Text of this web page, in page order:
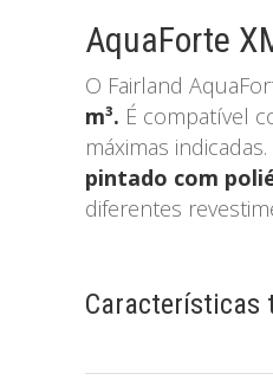
AquaForte
O Fairland
m³. É compatível
máximas
pintado com
diferentes
Características